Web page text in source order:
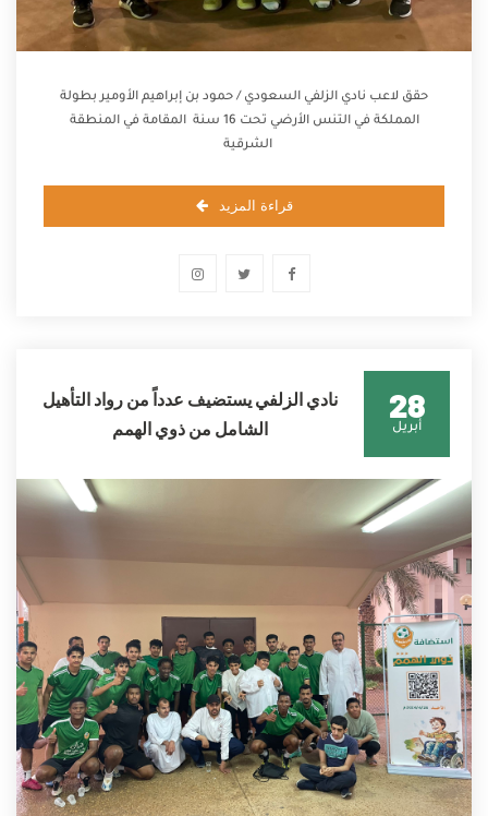
حقق لاعب نادي الزلفي السعودي / حمود بن إبراهيم الأومير بطولة
المملكة في التنس الأرضي تحت 16 سنة المقامة في المنطقة
الشرقية
قراءة المزيد
28
أبريل
نادي الزلفي يستضيف عدداً من رواد التأهيل
الشامل من ذوي الهمم